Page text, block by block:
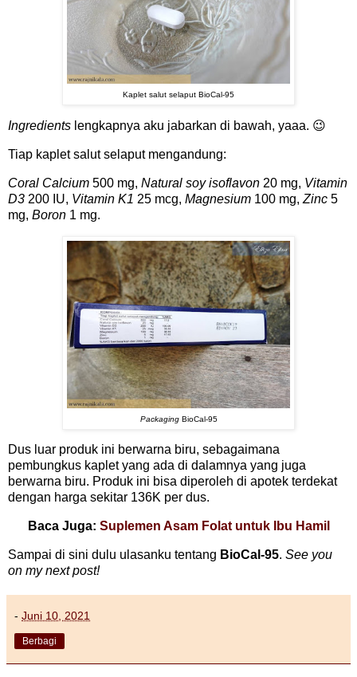
Kaplet salut selaput BioCal-95
Ingredients lengkapnya aku jabarkan di bawah, yaaa. 😉
Tiap kaplet salut selaput mengandung:
Coral Calcium 500 mg, Natural soy isoflavon 20 mg, Vitamin
D3 200 IU, Vitamin K1 25 mcg, Magnesium 100 mg, Zinc 5
mg, Boron 1 mg.
Packaging BioCal-95
Dus luar produk ini berwarna biru, sebagaimana
pembungkus kaplet yang ada di dalamnya yang juga
berwarna biru. Produk ini bisa diperoleh di apotek terdekat
dengan harga sekitar 136K per dus.
Baca Juga: Suplemen Asam Folat untuk Ibu Hamil
Sampai di sini dulu ulasanku tentang BioCal-95. See you
on my next post!
- Juni 10, 2021
Berbagi